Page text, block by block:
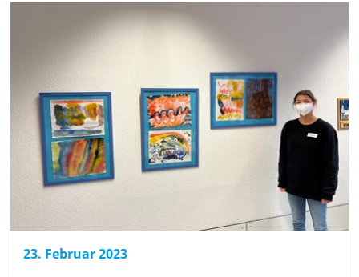
23. Februar 2023